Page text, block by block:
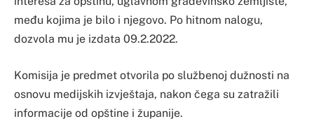
među kojima je bilo i njegovo. Po hitnom nalogu,
dozvola mu je izdata 09.2.2022.
Komisija je predmet otvorila po službenoj dužnosti na
osnovu medijskih izvještaja, nakon čega su zatražili
informacije od opštine i županije.